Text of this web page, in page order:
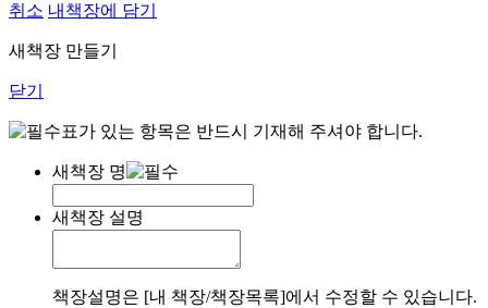
취소 내책장에 담기
새책장 만들기
닫기
표가 있는 항목은 반드시 기재해 주셔야 합니다.
새책장 명
새책장 설명
책장설명은 [내 책장/책장목록]에서 수정할 수 있습니다.